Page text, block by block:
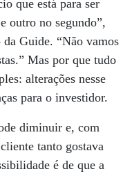
que está para ser
outro no segundo”,
Guide. “Não vamos
Mas por que tudo
alterações nesse
para o investidor.
diminuir e, com
tanto gostava
é de que a